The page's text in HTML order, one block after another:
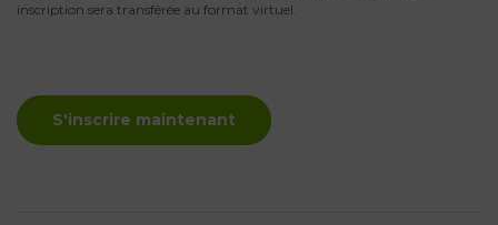
inscription sera transférée au format virtuel.
S'inscrire maintenant